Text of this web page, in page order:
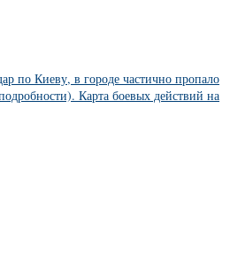
по Киеву, в городе частично пропало
Карта боевых действий на